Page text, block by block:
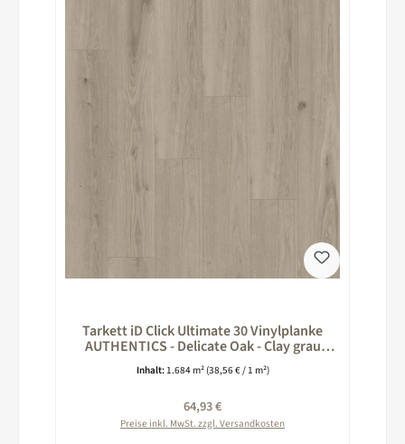
Tarkett iD Click Ultimate 30 Vinylplanke
AUTHENTICS - Delicate Oak - Clay grau
260026012
Inhalt: 1.684 m² (38,56 € / 1 m²)
Regulärer Preis:
64,93 €
Preise inkl. MwSt. zzgl. Versandkosten